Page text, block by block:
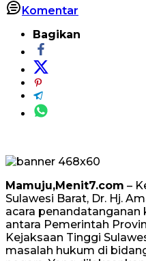
Komentar
Bagikan
Mamuju,Menit7.com –
Sulawesi Barat, Dr. Hj.
acara
antara Pemerintah
Kejaksaan Tinggi
masalah hukum di